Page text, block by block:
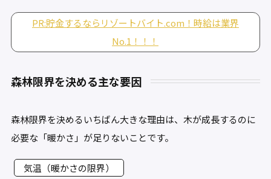
PR:貯金するならリゾートバイト.com！時給は業界
No.1！！！
森林限界を決める主な要因
森林限界を決めるいちばん大きな理由は、木が成長するのに
必要な「暖かさ」が足りないことです。
気温（暖かさの限界）